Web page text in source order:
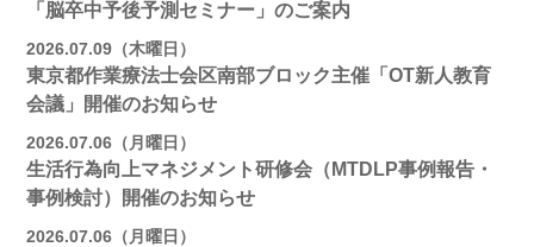
「脳卒中予後予測セミナー」のご案内
2026.07.09（木曜日）
東京都作業療法士会区南部ブロック主催「OT新人教育
会議」開催のお知らせ
2026.07.06（月曜日）
生活行為向上マネジメント研修会（MTDLP事例報告・
事例検討）開催のお知らせ
2026.07.06（月曜日）